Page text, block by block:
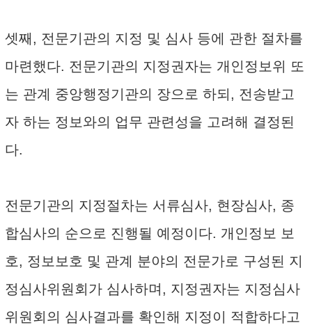
셋째, 전문기관의 지정 및 심사 등에 관한 절차를
마련했다. 전문기관의 지정권자는 개인정보위 또
는 관계 중앙행정기관의 장으로 하되, 전송받고
자 하는 정보와의 업무 관련성을 고려해 결정된
다.
전문기관의 지정절차는 서류심사, 현장심사, 종
합심사의 순으로 진행될 예정이다. 개인정보 보
호, 정보보호 및 관계 분야의 전문가로 구성된 지
정심사위원회가 심사하며, 지정권자는 지정심사
위원회의 심사결과를 확인해 지정이 적합하다고